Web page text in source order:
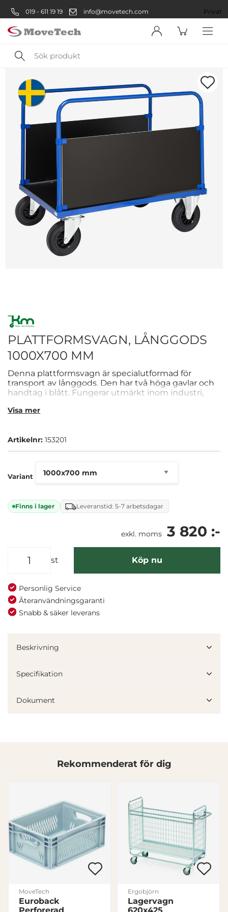
Denna webbplats använder cookies
Vi använder enhetsidentifierare för att anpassa innehållet
019 - 611 19 19 info@movetech.com Privat
Sök
produkt
PLATTFORMSVAGN, LÅNGGODS
1000X700 MM
Denna plattformsvagn är specialutformad för
transport av långgods. Den har två höga gavlar och
handtag i blått. Fungerar utmärkt inom industri,
eftersöks en trygg, säker och smidig transport.
Visa mer
Artikelnr: 153201
Variant
Finns i lager Leveranstid: 5-7 arbetsdagar
exkl. moms 3 820 :-
st Köp nu
Personlig Service
Återanvändningsgaranti
Snabb & säker leverans
Beskrivning
Specifikation
Dokument
Rekommenderat för dig
MoveTech
Euroback
Perforerad
Ergobjörn
Lagervagn
620x425
Välkommen! Välj hur du vill
Företag
Privat